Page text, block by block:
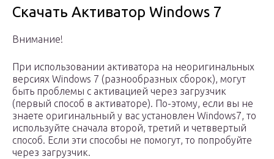
Скачать Активатор Windows 7
Внимание!
При использовании активатора на неоригинальных
версиях Windows 7 (разнообразных сборок), могут
быть проблемы с активацией через загрузчик
(первый способ в активаторе). По-этому, если вы не
знаете оригинальный у вас установлен Windows7, то
используйте сначала второй, третий и четввертый
способ. Если эти способы не помогут, то попробуйте
через загрузчик.